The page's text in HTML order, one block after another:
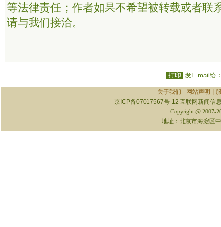
等法律责任；作者如果不希望被转载或者联
请与我们接洽。
打印 发E-mail给
关于我们 网站声明
京ICP备07017567号-12 互联网新闻信
Copyright @ 2007-
地址：北京市海淀区